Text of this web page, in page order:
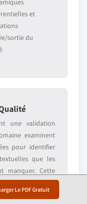
Le PDF Gratuit
et
sortie du
une validation
examinent
pour identifier
que les
manquer. Cette
couche critique
que les données